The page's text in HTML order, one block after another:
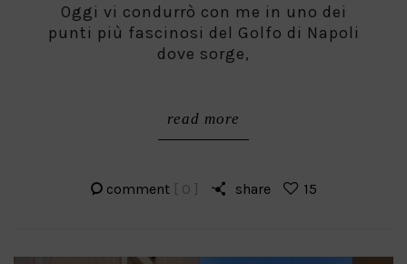
Oggi vi condurrò con me in uno dei
punti più fascinosi del Golfo di Napoli
dove sorge,
read more
comment [ 0 ] share 15